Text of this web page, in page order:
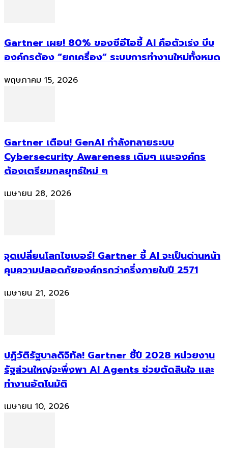
Gartner เผย! 80% ของซีอีโอชี้ AI คือตัวเร่ง บีบ
องค์กรต้อง “ยกเครื่อง” ระบบการทำงานใหม่ทั้งหมด
พฤษภาคม 15, 2026
Gartner เตือน! GenAI กำลังทลายระบบ
Cybersecurity Awareness เดิมๆ แนะองค์กร
ต้องเตรียมกลยุทธ์ใหม่ ๆ
เมษายน 28, 2026
จุดเปลี่ยนโลกไซเบอร์! Gartner ชี้ AI จะเป็นด่านหน้า
คุมความปลอดภัยองค์กรกว่าครึ่งภายในปี 2571
เมษายน 21, 2026
ปฏิวัติรัฐบาลดิจิทัล! Gartner ชี้ปี 2028 หน่วยงาน
รัฐส่วนใหญ่จะพึ่งพา AI Agents ช่วยตัดสินใจ และ
ทำงานอัตโนมัติ
เมษายน 10, 2026